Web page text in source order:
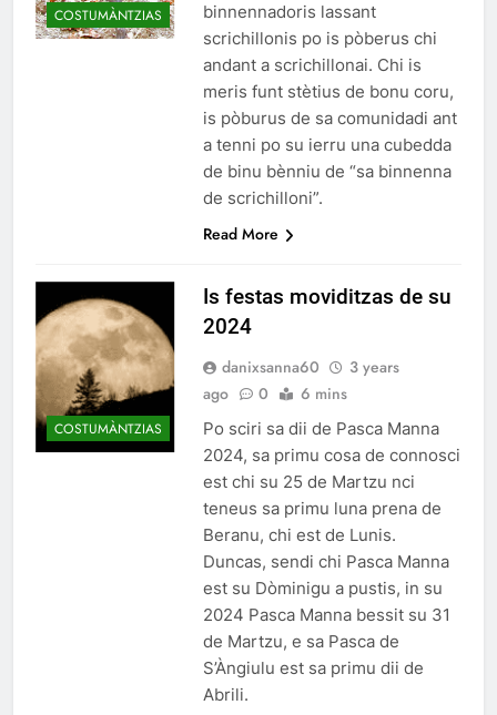
COSTUMÀNTZIAS
binnennadoris lassant
scrichillonis po is pòberus chi
andant a scrichillonai. Chi is
meris funt stètius de bonu coru,
is pòburus de sa comunidadi ant
a tenni po su ierru una cubedda
de binu bènniu de “sa binnenna
de scrichilloni”.
Read More
COSTUMÀNTZIAS
Is festas moviditzas de su
2024
danixsanna60
3 years
ago
0 6 mins
Po sciri sa dii de Pasca Manna
2024, sa primu cosa de connosci
est chi su 25 de Martzu nci
teneus sa primu luna prena de
Beranu, chi est de Lunis.
Duncas, sendi chi Pasca Manna
est su Dòminigu a pustis, in su
2024 Pasca Manna bessit su 31
de Martzu, e sa Pasca de
S’Àngiulu est sa primu dii de
Abrili.